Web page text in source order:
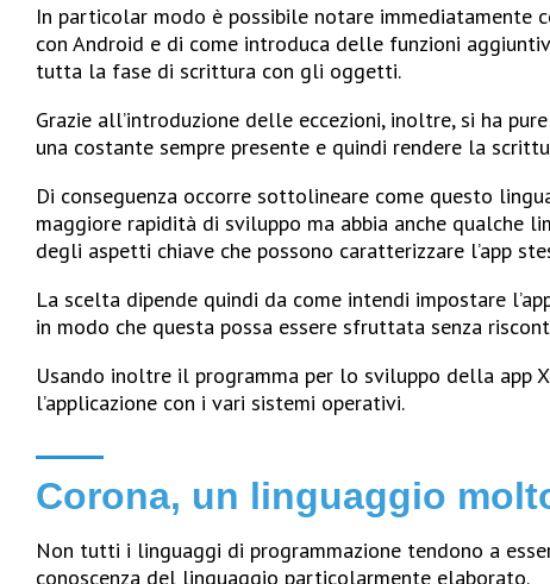
In particolar modo è possibile notare immediatamente
con Android e di come introduca delle funzioni
tutta la fase di scrittura con gli oggetti.
Grazie all’introduzione delle eccezioni, inoltre, si ha
una costante sempre presente e quindi rendere la
Di conseguenza occorre sottolineare come questo
maggiore rapidità di sviluppo ma abbia anche qualche
degli aspetti chiave che possono caratterizzare l’app
La scelta dipende quindi da come intendi impostare
in modo che questa possa essere sfruttata senza
Usando inoltre il programma per lo sviluppo della app
l’applicazione con i vari sistemi operativi.
Corona, un linguaggio
Non tutti i linguaggi di programmazione tendono a
conoscenza del linguaggio particolarmente elaborato.